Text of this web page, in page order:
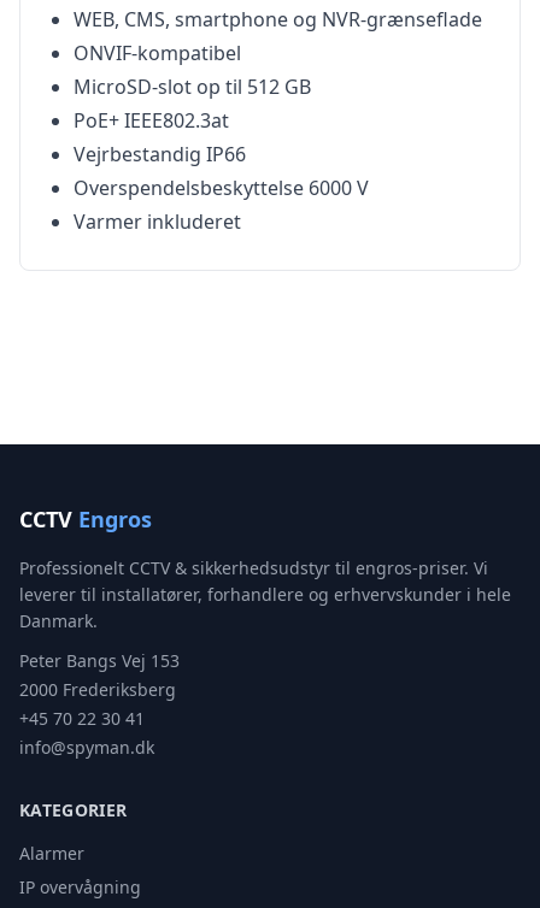
WEB, CMS, smartphone og NVR-grænseflade
ONVIF-kompatibel
MicroSD-slot op til 512 GB
PoE+ IEEE802.3at
Vejrbestandig IP66
Overspendelsbeskyttelse 6000 V
Varmer inkluderet
CCTV Engros
Professionelt CCTV & sikkerhedsudstyr til engros-priser. Vi
leverer til installatører, forhandlere og erhvervskunder i hele
Danmark.
Peter Bangs Vej 153
2000 Frederiksberg
+45 70 22 30 41
info@spyman.dk
KATEGORIER
Alarmer
IP overvågning